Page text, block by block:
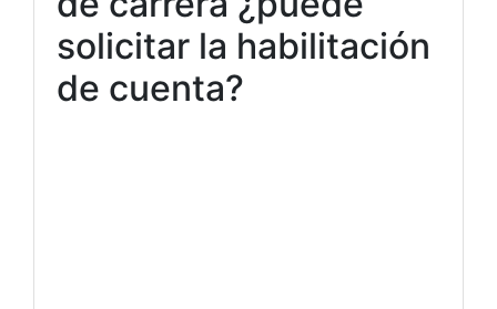
solicitar la habilitación
de cuenta?